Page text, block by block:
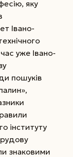
яку
Івано-
уже Івано-
пошуків
інституту
знаковими